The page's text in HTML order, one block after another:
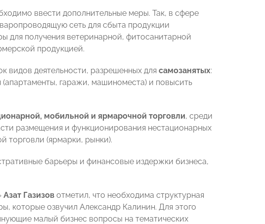
ввести дополнительные меры. Так, в сфере
сеть для сбыта продукции
для получения ветеринарной, фитосанитарной
продукцией.
деятельности, разрешенных для самозанятых:
гаражи, машиноместа) и повысить
мобильной и ярмарочной торговли, среди
размещения и функционирования нестационарных
торговли (ярмарки, рынки).
барьеры и финансовые издержки бизнеса,
Азат Газизов отметил, что необходима структурная
которые озвучил Александр Калинин. Для этого
малый бизнес вопросы на тематических